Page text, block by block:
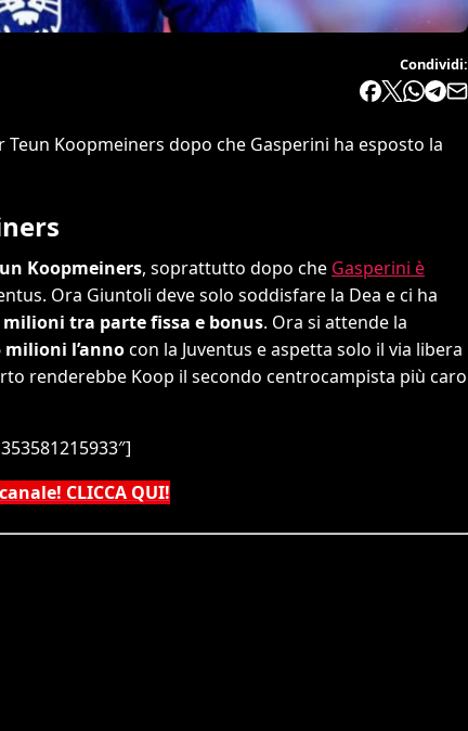
Condividi:
Koopmeiners dopo che Gasperini ha esposto la
Koopmeiners, soprattutto dopo che Gasperini è
Ora Giuntoli deve solo soddisfare la Dea e ci ha
milioni tra parte fissa e bonus. Ora si attende la
milioni l’annocon la Juventus e aspetta solo il via libera
renderebbe Koop il secondo centrocampista più caro
CLICCA QUI!